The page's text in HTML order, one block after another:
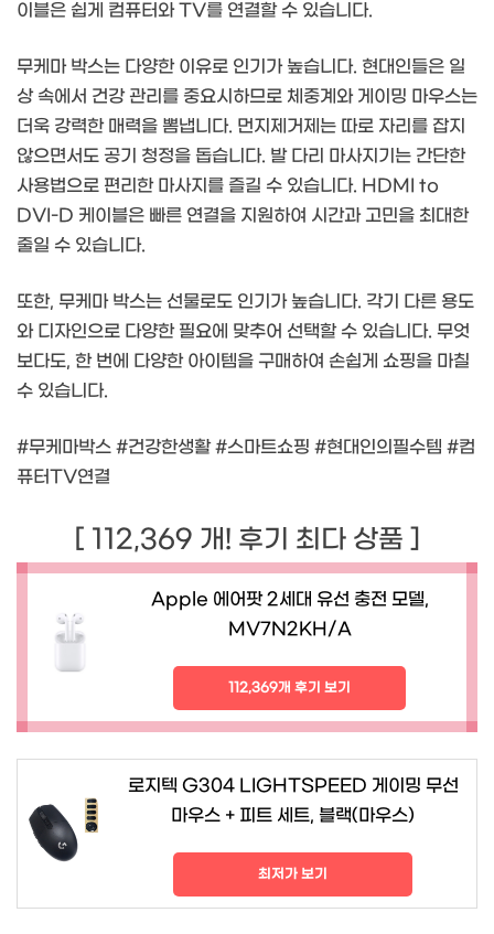
이블은 쉽게 컴퓨터와 TV를 연결할 수 있습니다.
무케마 박스는 다양한 이유로 인기가 높습니다. 현대인들은 일
상 속에서 건강 관리를 중요시하므로 체중계와 게이밍 마우스는
더욱 강력한 매력을 뽐냅니다. 먼지제거제는 따로 자리를 잡지
않으면서도 공기 청정을 돕습니다. 발 다리 마사지기는 간단한
사용법으로 편리한 마사지를 즐길 수 있습니다. HDMI to
DVI-D 케이블은 빠른 연결을 지원하여 시간과 고민을 최대한
줄일 수 있습니다.
또한, 무케마 박스는 선물로도 인기가 높습니다. 각기 다른 용도
와 디자인으로 다양한 필요에 맞추어 선택할 수 있습니다. 무엇
보다도, 한 번에 다양한 아이템을 구매하여 손쉽게 쇼핑을 마칠
수 있습니다.
#무케마박스 #건강한생활 #스마트쇼핑 #현대인의필수템 #컴
퓨터TV연결
[ 112,369 개! 후기 최다 상품 ]
Apple 에어팟 2세대 유선 충전 모델,
MV7N2KH/A
112,369개 후기 보기
로지텍 G304 LIGHTSPEED 게이밍 무선
마우스 + 피트 세트, 블랙(마우스)
최저가 보기